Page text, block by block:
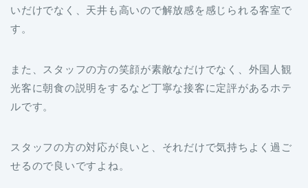
いだけでなく、天井も高いので解放感を感じられる客室で
す。
また、スタッフの方の笑顔が素敵なだけでなく、外国人観
光客に朝食の説明をするなど丁寧な接客に定評があるホテ
ルです。
スタッフの方の対応が良いと、それだけで気持ちよく過ご
せるので良いですよね。